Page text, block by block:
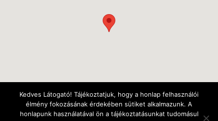
Kedves Látogató! Tájékoztatjuk, hogy a honlap felhasználói
élmény fokozásának érdekében sütiket alkalmazunk. A
honlapunk használatával ön a tájékoztatásunkat tudomásul